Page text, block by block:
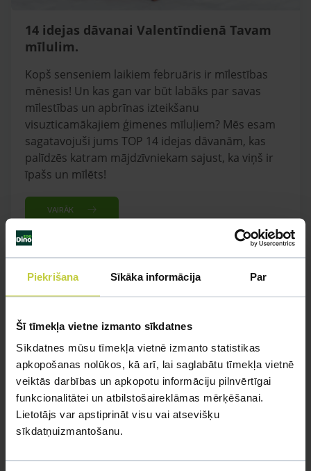
Piekrišana Sīkāka informācija Par
Šī tīmekļa vietne izmanto sīkdatnes
Sīkdatnes mūsu tīmekļa vietnē izmanto statistikas
apkopošanas nolūkos, kā arī, lai saglabātu tīmekļa vietnē
veiktās darbības un apkopotu informāciju pilnvērtīgai
funkcionalitātei un atbilstošaireklāmas mērķēšanai.
Lietotājs var apstiprināt visu vai atsevišķu
sīkdatņuizmantošanu.
14 idejas dāvanai Valentīndienā Tavam
mīlulim.
Kopš senseniem laikiem februāris ir mīlestības
mēnesis! Un kas gan var būt labāks par savas
mīlestības un apbrīnas izteikšanu
visuzticamākajiem ģimenes mīluļiem? Mēs esam
sagatavojuši jums TOP 14 idejas dāvanām, kas
palīdzēs katram mājdzīvniekam sajust, ka viņš ir
īpašs un mīlēts!
VAIRĀK
Dino Zoo eksperta padomi, kā